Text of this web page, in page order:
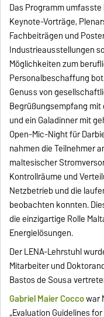
Das Programm
Keynote-Vorträge,
Fachbeiträgen und
Industrieausstellungen
Möglichkeiten zum
Personalbeschaffung
Genuss von
Begrüßungsempfang
und ein Galadinner mit
Open-Mic-Night für
nahmen die Teilnehmer
maltesischer
Kontrollräume und
Netzbetrieb und die
beobachten konnten.
die einzigartige Rolle
Energielösungen.
Der LENA-Lehrstuhl
Mitarbeiter und
Bastos de Sousa
Gabriel Maier Coccowar
„Evaluation Guidelines